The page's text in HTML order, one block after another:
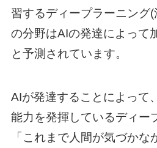
習するディープラーニング
の分野はAIの発達によって
と予測されています。
AIが発達することによって
能力を発揮しているディー
「これまで人間が気づか